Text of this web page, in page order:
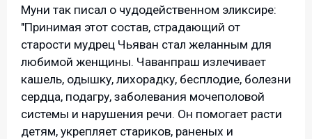
Муни так писал о чудодейственном эликсире:
"Принимая этот состав, страдающий от
старости мудрец Чьяван стал желанным для
любимой женщины. Чаванпраш излечивает
кашель, одышку, лихорадку, бесплодие, болезни
сердца, подагру, заболевания мочеполовой
системы и нарушения речи. Он помогает расти
детям, укрепляет стариков, раненых и